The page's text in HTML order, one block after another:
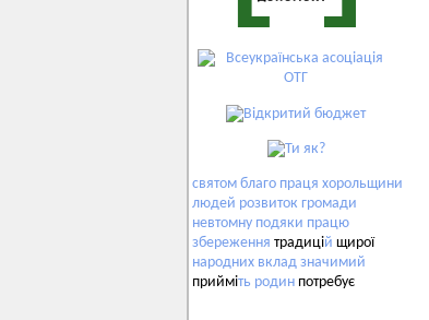
святом благо праця хорольщини
людей розвиток громади
невтомну подяки працю
збереження традицій щирої
народних вклад значимий
прийміть родин потребує